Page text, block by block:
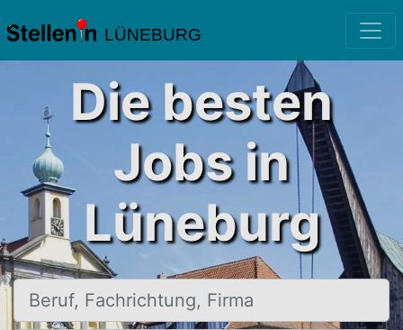
LÜNEBURG
Die besten
Jobs in
Lüneburg
Beruf, Fachrichtung, Firma